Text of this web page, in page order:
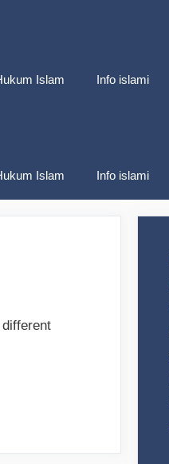
Islam Info islami
Islam Info islami